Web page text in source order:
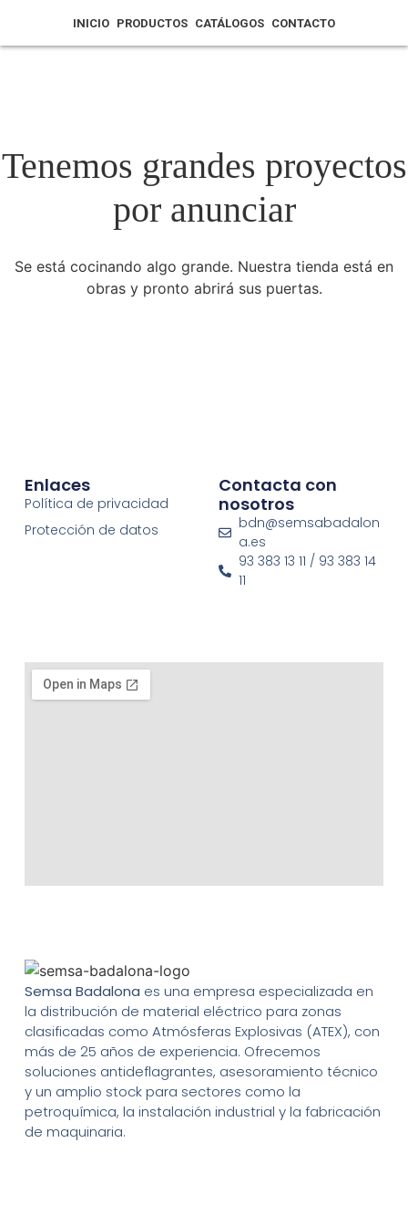
INICIO PRODUCTOS CATÁLOGOS CONTACTO
Tenemos grandes proyectos
por anunciar
Se está cocinando algo grande. Nuestra tienda está en
obras y pronto abrirá sus puertas.
Semsa Badalona es una empresa especializada en
la distribución de material eléctrico para zonas
clasificadas como Atmósferas Explosivas (ATEX), con
más de 25 años de experiencia. Ofrecemos
soluciones antideflagrantes, asesoramiento técnico
y un amplio stock para sectores como la
petroquímica, la instalación industrial y la fabricación
de maquinaria.
Enlaces
Política de privacidad
Protección de datos
Contacta con
nosotros
bdn@semsabadalon
a.es
93 383 13 11 / 93 383 14
11